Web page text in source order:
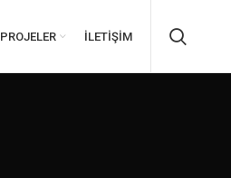
PROJELER İLETIŞIM